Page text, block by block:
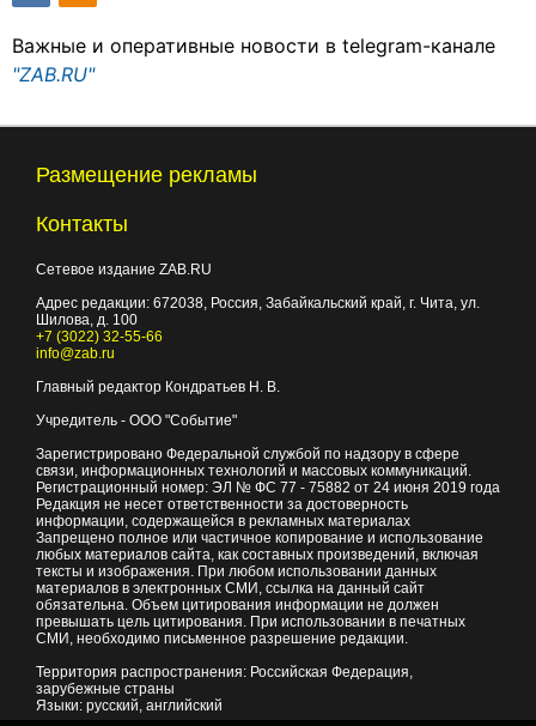
Важные и оперативные новости в telegram-канале
"ZAB.RU"
Размещение рекламы
Контакты
Сетевое издание ZAB.RU
Адрес редакции: 672038 , Россия, Забайкальский край, г. Чита ул.
Шилова, д. 100
+7 (3022) 32-55-66
info@zab.ru
Главный редактор Кондратьев Н. В.
Учредитель - ООО "Событие"
Зарегистрировано Федеральной службой по надзору в сфере
связи, информационных технологий и массовых коммуникаций.
Регистрационный номер: ЭЛ № ФС 77 - 75882 от 24 июня 2019 года
Редакция не несет ответственности за достоверность
информации, содержащейся в рекламных материалах
Запрещено полное или частичное копирование и использование
любых материалов сайта, как составных произведений, включая
тексты и изображения. При любом использовании данных
материалов в электронных СМИ, ссылка на данный сайт
обязательна. Объем цитирования информации не должен
превышать цель цитирования. При использовании в печатных
СМИ, необходимо письменное разрешение редакции.
Территория распространения: Российская Федерация,
зарубежные страны
Языки: русский, английский